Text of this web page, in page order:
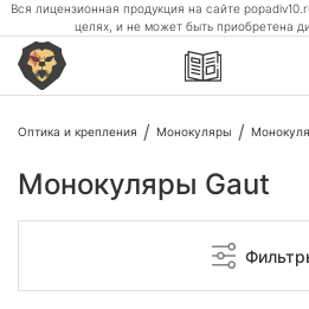
Вся лицензионная продукция на сайте
целях, и не может быть приобретена
Оптика и крепления Монокуляры
Монокуляры Gaut